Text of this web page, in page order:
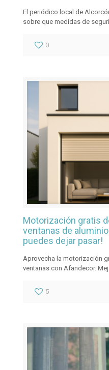
El periódico local de
sobre que medidas de
0
Motorización gratis
ventanas de
puedes dejar pasar!
Aprovecha la motorización
ventanas con Afandecor.
5